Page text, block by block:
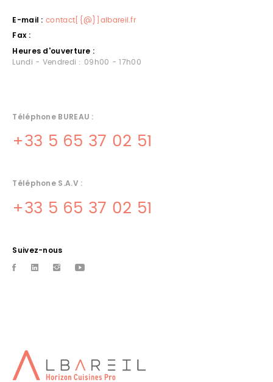
E-mail : contact[{@}]albareil.fr
Fax :
Heures d'ouverture :
Lundi - Vendredi : 09h00 - 17h00
Téléphone BUREAU :
+33 5 65 37 02 51
Téléphone S.A.V :
+33 5 65 37 02 51
Suivez-nous
SACS SOUS VIDE TOULOUSE
Albareil propose un service de proximitÃ© aux restaurateurs et